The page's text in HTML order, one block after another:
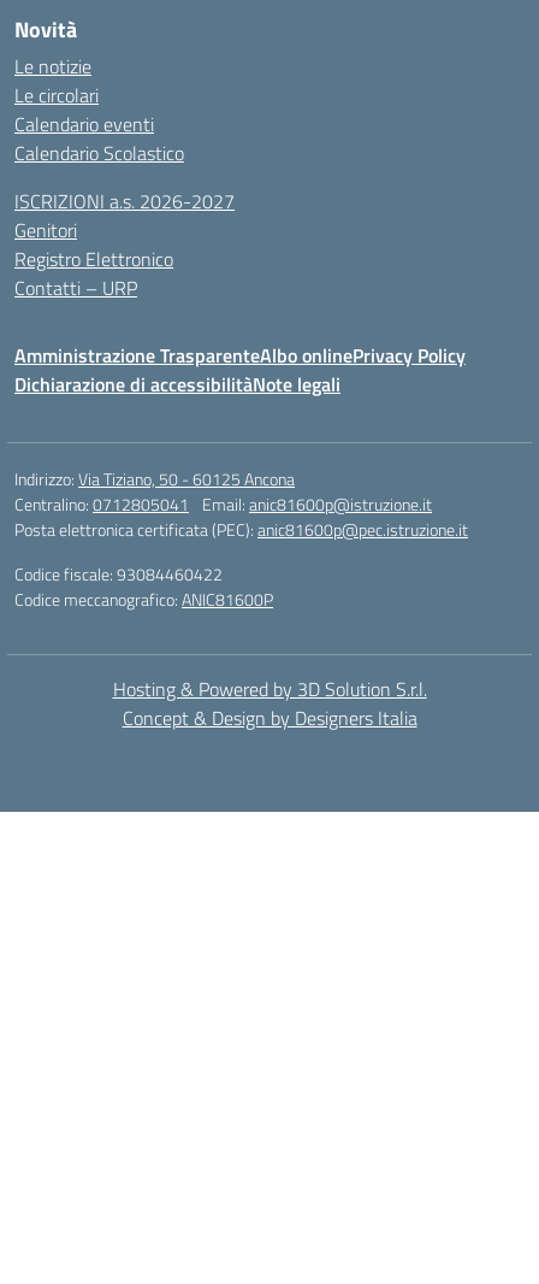
Novità
Le notizie
Le circolari
Calendario eventi
Calendario Scolastico
ISCRIZIONI a.s. 2026-2027
Genitori
Registro Elettronico
Contatti – URP
Amministrazione TrasparenteAlbo onlinePrivacy Policy
Dichiarazione di accessibilitàNote legali
Indirizzo:Via Tiziano, 50 - 60125 Ancona
Centralino:0712805041 Email:anic81600p@istruzione.it
Posta elettronica certificata (PEC):anic81600p@pec.istruzione.it
Codice fiscale: 93084460422
Codice meccanografico:ANIC81600P
Hosting & Powered by 3D Solution S.r.l.
Concept & Design by Designers Italia